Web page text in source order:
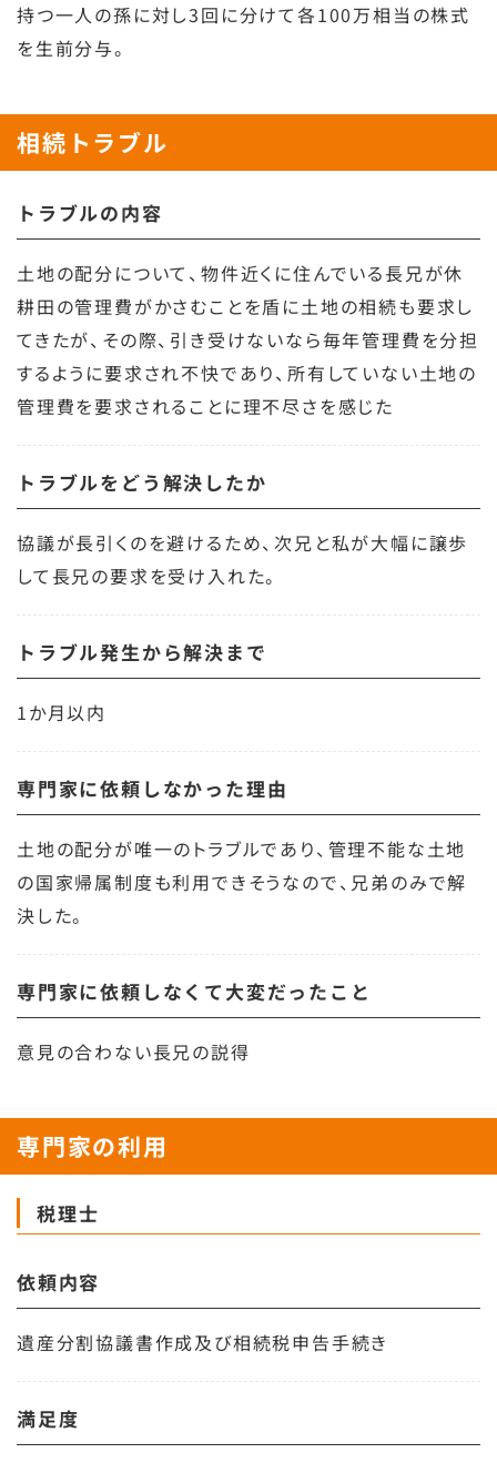
持つ一人の孫に対し3回に分けて各100万相当の株式
を生前分与。
相続トラブル
トラブルの内容
土地の配分について、物件近くに住んでいる長兄が休
耕田の管理費がかさむことを盾に土地の相続も要求し
てきたが、その際、引き受けないなら毎年管理費を分担
するように要求され不快であり、所有していない土地の
管理費を要求されることに理不尽さを感じた
トラブルをどう解決したか
協議が長引くのを避けるため、次兄と私が大幅に譲歩
して長兄の要求を受け入れた。
トラブル発生から解決まで
1か月以内
専門家に依頼しなかった理由
土地の配分が唯一のトラブルであり、管理不能な土地
の国家帰属制度も利用できそうなので、兄弟のみで解
決した。
専門家に依頼しなくて大変だったこと
意見の合わない長兄の説得
専門家の利用
税理士
依頼内容
遺産分割協議書作成及び相続税申告手続き
満足度